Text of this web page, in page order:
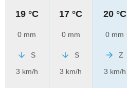
19 °C
0 mm
S
3 km/h
17 °C
0 mm
S
3 km/h
20 °C
0 mm
Z
3 km/h